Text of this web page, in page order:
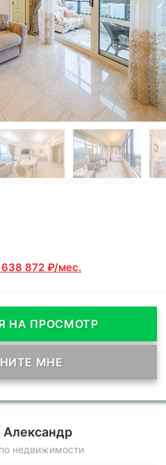
638 872 ₽/мес.
НА ПРОСМОТР
МНЕ
Александр
недвижимости